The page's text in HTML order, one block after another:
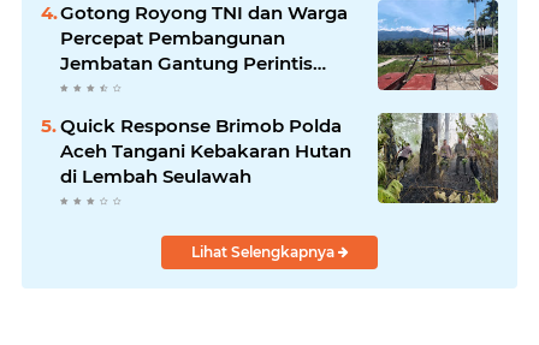
Gotong Royong TNI dan Warga
Percepat Pembangunan
Jembatan Gantung Perintis
Kuta Ujung Aceh Tenggara
Quick Response Brimob Polda
Aceh Tangani Kebakaran Hutan
di Lembah Seulawah
Lihat Selengkapnya